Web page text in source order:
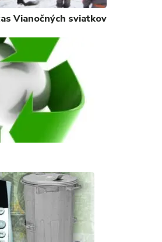
Vianočných sviatkov